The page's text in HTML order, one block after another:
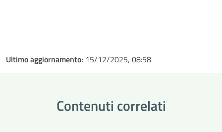
Ultimo aggiornamento: 15/12/2025, 08:58
Contenuti correlati